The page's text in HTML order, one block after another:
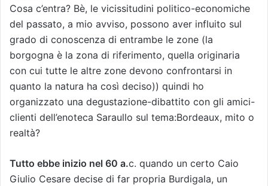
Cosa c’entra? Bè, le vicissitudini politico-economiche
del passato, a mio avviso, possono aver influito sul
grado di conoscenza di entrambe le zone (la
borgogna è la zona di riferimento, quella originaria
con cui tutte le altre zone devono confrontarsi in
quanto la natura ha così deciso)) quindi ho
organizzato una degustazione-dibattito con gli amici-
clienti dell’enoteca Saraullo sul tema:Bordeaux, mito o
realtà?
Tutto ebbe inizio nel 60 a.c. quando un certo Caio
Giulio Cesare decise di far propria Burdigala, un